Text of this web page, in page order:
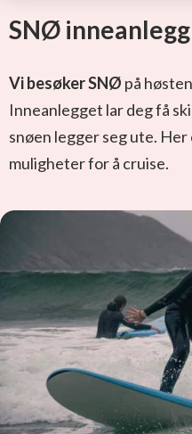
SNØ inneanlegg
Vi besøker SNØ på
Inneanlegget lar deg få
snøen legger seg ute.
muligheter for å cruise.